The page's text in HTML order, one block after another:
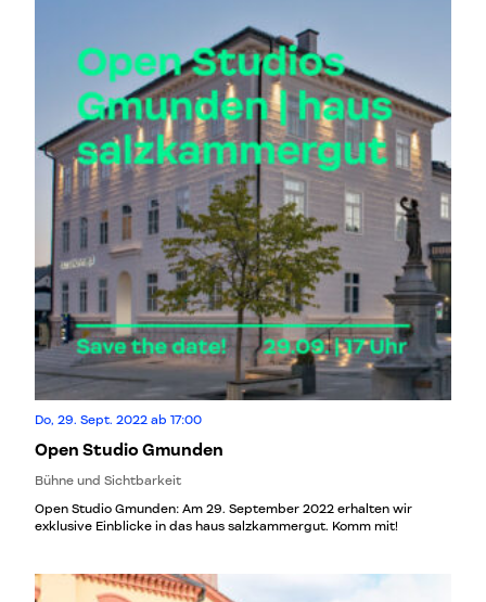
Do, 29. Sept. 2022 ab 17:00
Open Studio Gmunden
Bühne und Sichtbarkeit
Open Studio Gmunden: Am 29. September 2022 erhalten wir
exklusive Einblicke in das haus salzkammergut. Komm mit!